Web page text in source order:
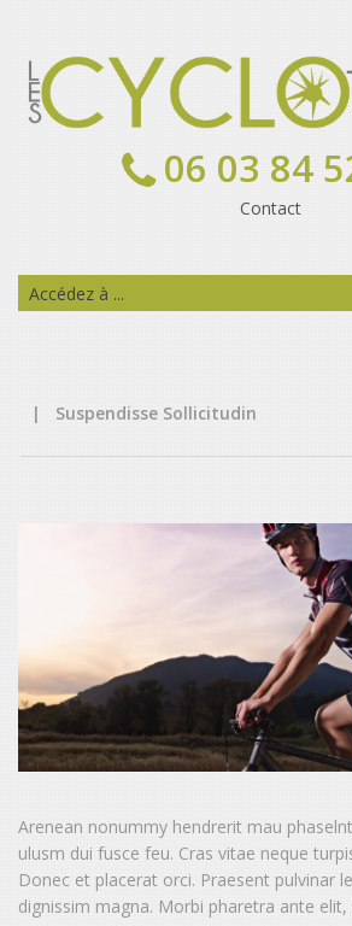
06 03 84
Contact
| Suspendisse Sollicitudin
Arenean nonummy hendrerit mau
ulusm dui fusce feu. Cras vitae neque
Donec et placerat orci. Praesent pulvinar
dignissim magna. Morbi pharetra ante